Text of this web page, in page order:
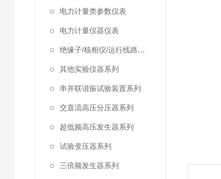
电力计量类参数仪表
电力计量仪器仪表
绝缘子/核相仪/运行线路试验仪器
其他实验仪器系列
串并联谐振试验装置系列
交直流高压分压器系列
超低频高压发生器系列
试验变压器系列
三倍频发生器系列